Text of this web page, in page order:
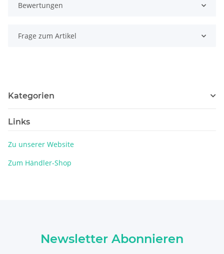
Bewertungen
Frage zum Artikel
Kategorien
Links
Zu unserer Website
Zum Händler-Shop
Newsletter Abonnieren